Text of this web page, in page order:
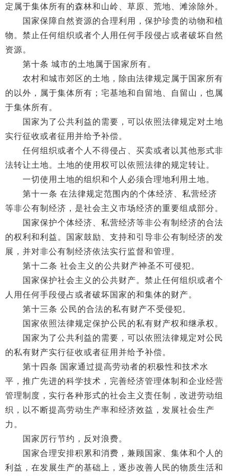
定属于集体所有的森林和山岭、草原、荒地、滩涂除外。
国家保障自然资源的合理利用，保护珍贵的动物和植
物。禁止任何组织或者个人用任何手段侵占或者破坏自然
资源。
第十条 城市的土地属于国家所有。
农村和城市郊区的土地，除由法律规定属于国家所有
的以外，属于集体所有；宅基地和自留地、自留山，也属
于集体所有。
国家为了公共利益的需要，可以依照法律规定对土地
实行征收或者征用并给予补偿。
任何组织或者个人不得侵占、买卖或者以其他形式非
法转让土地。土地的使用权可以依照法律的规定转让。
一切使用土地的组织和个人必须合理地利用土地。
第十一条 在法律规定范围内的个体经济、私营经济
等非公有制经济，是社会主义市场经济的重要组成部分。
国家保护个体经济、私营经济等非公有制经济的合法
的权利和利益。国家鼓励、支持和引导非公有制经济的发
展，并对非公有制经济依法实行监督和管理。
第十二条 社会主义的公共财产神圣不可侵犯。
国家保护社会主义的公共财产。禁止任何组织或者个
人用任何手段侵占或者破坏国家的和集体的财产。
第十三条 公民的合法的私有财产不受侵犯。
国家依照法律规定保护公民的私有财产权和继承权。
国家为了公共利益的需要，可以依照法律规定对公民
的私有财产实行征收或者征用并给予补偿。
第十四条 国家通过提高劳动者的积极性和技术水
平，推广先进的科学技术，完善经济管理体制和企业经营
管理制度，实行各种形式的社会主义责任制，改进劳动组
织，以不断提高劳动生产率和经济效益，发展社会生产
力。
国家厉行节约，反对浪费。
国家合理安排积累和消费，兼顾国家、集体和个人的
利益，在发展生产的基础上，逐步改善人民的物质生活和